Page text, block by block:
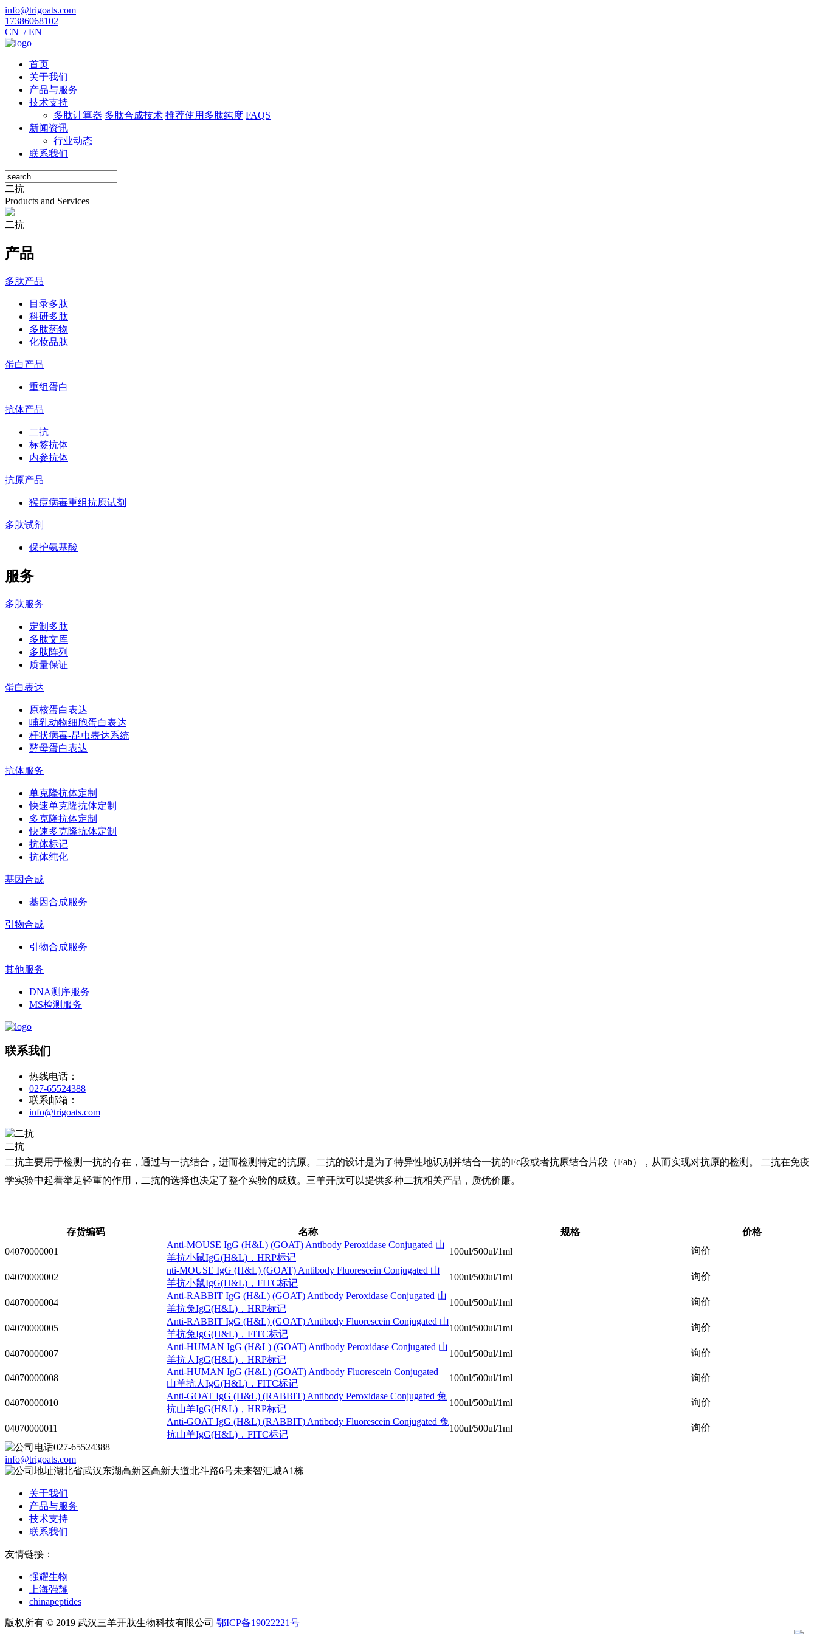
info@trigoats.com
17386068102
CN /EN
首页
关于我们
产品与服务
技术支持
多肽计算器 多肽合成技术 推荐使用多肽纯度 FAQS
新闻资讯
行业动态
联系我们
二抗
Products and Services
二抗
产品
多肽产品
目录多肽
科研多肽
多肽药物
化妆品肽
蛋白产品
重组蛋白
抗体产品
二抗
标签抗体
内参抗体
抗原产品
猴痘病毒重组抗原试剂
多肽试剂
保护氨基酸
服务
多肽服务
定制多肽
多肽文库
多肽阵列
质量保证
蛋白表达
原核蛋白表达
哺乳动物细胞蛋白表达
杆状病毒-昆虫表达系统
酵母蛋白表达
抗体服务
单克隆抗体定制
快速单克隆抗体定制
多克隆抗体定制
快速多克隆抗体定制
抗体标记
抗体纯化
基因合成
基因合成服务
引物合成
引物合成服务
其他服务
DNA测序服务
MS检测服务
联系我们
热线电话：
027-65524388
联系邮箱：
info@trigoats.com
二抗
二抗主要用于检测一抗‌的存在，‌通过与一抗结合，‌进而检测特定的抗原。‌二抗的设计是为了特异性地识别并结合一抗的Fc段或者抗原结合片段（‌Fab）‌，‌从而实现对抗原的检测。 二抗在免疫
学实验中起着举足轻重的作用，二抗的选择也决定了整个实验的成败。三羊开肽可以提供多种二抗相关产品，质优价廉。
存货编码 名称 规格
价格
04070000001
Anti-MOUSE IgG (H&L) (GOAT) Antibody Peroxidase Conjugated 山
羊抗小鼠IgG(H&L)，HRP标记
100ul/500ul/1ml 询价
04070000002
nti-MOUSE IgG (H&L) (GOAT) Antibody Fluorescein Conjugated 山
羊抗小鼠IgG(H&L)，FITC标记
100ul/500ul/1ml 询价
04070000004
Anti-RABBIT IgG (H&L) (GOAT) Antibody Peroxidase Conjugated 山
羊抗兔IgG(H&L)，HRP标记
100ul/500ul/1ml 询价
04070000005
Anti-RABBIT IgG (H&L) (GOAT) Antibody Fluorescein Conjugated 山
羊抗兔IgG(H&L)，FITC标记
100ul/500ul/1ml 询价
04070000007
Anti-HUMAN IgG (H&L) (GOAT) Antibody Peroxidase Conjugated 山
羊抗人IgG(H&L)，HRP标记
100ul/500ul/1ml 询价
04070000008
Anti-HUMAN IgG (H&L) (GOAT) Antibody Fluorescein Conjugated
山羊抗人IgG(H&L)，FITC标记
100ul/500ul/1ml 询价
04070000010
Anti-GOAT IgG (H&L) (RABBIT) Antibody Peroxidase Conjugated 兔
抗山羊IgG(H&L)，HRP标记
100ul/500ul/1ml 询价
04070000011
Anti-GOAT IgG (H&L) (RABBIT) Antibody Fluorescein Conjugated 兔
抗山羊IgG(H&L)，FITC标记
100ul/500ul/1ml
询价
027-65524388
info@trigoats.com
湖北省武汉东湖高新区高新大道北斗路6号未来智汇城A1栋
关于我们
产品与服务
技术支持
联系我们
友情链接：
强耀生物
上海强耀
chinapeptides
版权所有 © 2019 武汉三羊开肽生物科技有限公司 鄂ICP备19022221号